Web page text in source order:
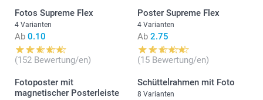
smartphoto AG
Fotos Supreme Flex
4 Varianten
Ab 0.10
(152 Bewertung/en)
Poster Supreme Flex
4 Varianten
Ab 2.75
(15 Bewertung/en)
Fotoposter mit
magnetischer Posterleiste
Schüttelrahmen mit Foto
8 Varianten